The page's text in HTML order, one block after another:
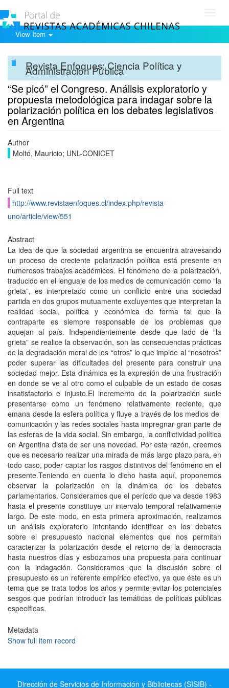
View Item
Revista Enfoques: Ciencia Política y
Administración Pública
“Se picó” el Congreso. Análisis exploratorio y
propuesta metodológica para indagar sobre la
polarización política en los debates legislativos
en Argentina
Author
Moltó, Mauricio; UNL-CONICET
Full text
http://www.revistaenfoques.cl/index.php/revista-
uno/article/view/551
Abstract
La idea de que la sociedad argentina se encuentra atravesando
un proceso de creciente polarización política está presente en
numerosos trabajos académicos. El fenómeno de la polarización,
traducido en el lenguaje de los medios de comunicación como “la
grieta”, es interpretado como un conflicto entre una sociedad
partida en dos grupos mutuamente excluyentes que interpretan la
realidad social, política y económica de forma tal que la
contraparte es siempre responsable de los problemas que
aquejan al país. Independientemente desde que lado de “la
grieta” se realice la observación, son las consecuencias prácticas
de la degradación moral de los “otros” lo que impide al “nosotros”
poder superar las dificultades del presente para construir una
sociedad mejor. Esta dinámica es la expresión de una frustración
en donde se ve al otro como el culpable de un estado de cosas
insatisfactorio e injusto.El incremento de la polarización suele
presentarse como un fenómeno relativamente reciente, que
emana desde la esfera política y fluye a través de los medios de
comunicación y las redes sociales hasta impregnar gran parte de
las esferas de la vida social. Sin embargo, la conflictividad política
en Argentina dista de ser una novedad. Por esta razón, creemos
que es necesario realizar una mirada de más largo plazo para, en
todo caso, poder captar los rasgos distintivos del fenómeno en el
presente.Teniendo en cuenta lo dicho hasta aquí, proponemos
observar la polarización en la dinámica de los debates
parlamentarios. Consideramos que el período que va desde 1983
hasta el presente constituye un intervalo temporal relativamente
largo. De este modo, en esta primera aproximación, realizamos
un análisis exploratorio intentando identificar en los debates
sobre el presupuesto nacional elementos que nos permitan
caracterizar la polarización desde el retorno de la democracia
hasta nuestros días y esbozamos una propuesta para continuar
con la indagación. Consideramos que la discusión sobre el
presupuesto es un referente empírico efectivo, ya que éste es un
tema que se trata todos los años y permite evitar los potenciales
sesgos que podrían introducir las temáticas de políticas públicas
específicas.
Metadata
Show full item record
Dirección de Servicios de Información y Bibliotecas (SISIB) -